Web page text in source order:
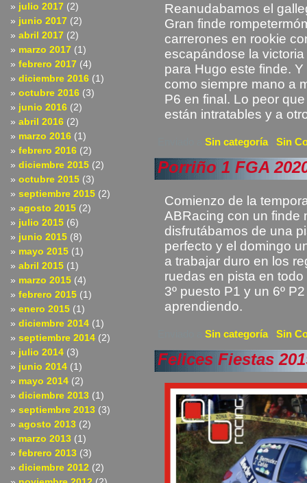
julio 2017 (2)
junio 2017 (2)
abril 2017 (2)
marzo 2017 (1)
febrero 2017 (4)
diciembre 2016 (1)
octubre 2016 (3)
junio 2016 (2)
abril 2016 (2)
marzo 2016 (1)
febrero 2016 (2)
diciembre 2015 (2)
octubre 2015 (3)
septiembre 2015 (2)
agosto 2015 (2)
julio 2015 (6)
junio 2015 (8)
mayo 2015 (1)
abril 2015 (1)
marzo 2015 (4)
febrero 2015 (1)
enero 2015 (1)
diciembre 2014 (1)
septiembre 2014 (2)
julio 2014 (3)
junio 2014 (1)
mayo 2014 (2)
diciembre 2013 (1)
septiembre 2013 (3)
agosto 2013 (2)
marzo 2013 (1)
febrero 2013 (3)
diciembre 2012 (2)
Reanudabamos el
Gran finde
carrerones en rookie
escapándose la
para Hugo este finde.
como siempre mano a
P6 en final. Lo peor
están intratables y a
Sin categoría Sin
Porriño 1 FGA
Comienzo de la
ABRacing con un finde
disfrutábamos de una
perfecto y el domingo
a trabajar duro en los
ruedas en pista en
3º puesto P1 y un 6º
aprendiendo.
Sin categoría Sin
Felices Fiestas